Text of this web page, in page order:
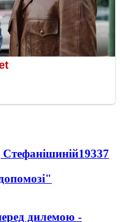
Стефанішиній19337
дилемою -